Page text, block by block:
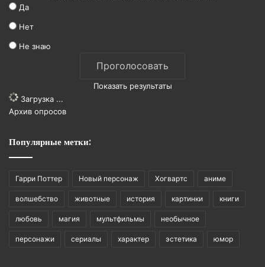
Да
Нет
Не знаю
Показать результаты
Загрузка ...
Архив опросов
Популярные метки:
Гарри Поттер Новый персонаж Хогвартс аниме
волшебство животные история картинки книги
любовь магия мультфильмы необычное
персонажи сериалы характер эстетика юмор